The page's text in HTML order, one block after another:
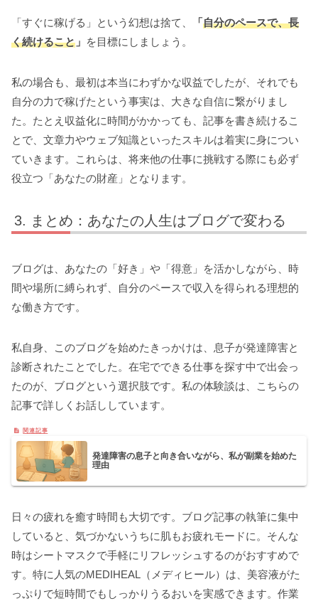
「すぐに稼げる」という幻想は捨て、 「自分のペースで、長
く続けること 」 を目標にしましょう。
私の場合も、最初は本当にわずかな収益でしたが、それでも
自分の力で稼げたという事実は、大きな自信に繋がりまし
た。たとえ収益化に時間がかかっても、記事を書き続けるこ
とで、文章力やウェブ知識といったスキルは着実に身につい
ていきます。これらは、将来他の仕事に挑戦する際にも必ず
役立つ「あなたの財産」となります。
まとめ：あなたの人生はブログで変わる
ブログは、あなたの「好き」や「得意」を活かしながら、時
間や場所に縛られず、自分のペースで収入を得られる理想的
な働き方です。
私自身、このブログを始めたきっかけは、息子が発達障害と
診断されたことでした。在宅でできる仕事を探す中で出会っ
たのが、ブログという選択肢です。私の体験談は、こちらの
記事で詳しくお話ししています。
発達障害の息子と向き合いながら、私が副業を始めた
理由
日々の疲れを癒す時間も大切です。ブログ記事の執筆に集中
していると、気づかないうちに肌もお疲れモードに。そんな
時はシートマスクで手軽にリフレッシュするのがおすすめで
す。特に人気のMEDIHEAL（メディヒール）は、美容液がた
っぷりで短時間でもしっかりうるおいを実感できます。作業